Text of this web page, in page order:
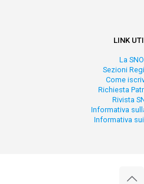
LINK
La SNO
Sezioni
Come
Richiesta
Rivista
Informativa
Informativa